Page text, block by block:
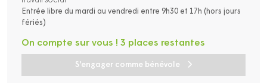
Entrée libre du mardi au vendredi entre 9h30 et 17h (hors jours
fériés)
S'engager comme bénévole
On compte sur vous ! 3 places restantes